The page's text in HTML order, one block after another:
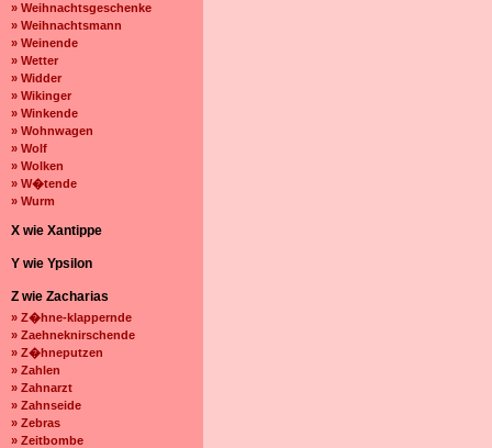
» Weihnachtsgeschenke
» Weihnachtsmann
» Weinende
» Wetter
» Widder
» Wikinger
» Winkende
» Wohnwagen
» Wolf
» Wolken
» W�tende
» Wurm
X wie Xantippe
Y wie Ypsilon
Z wie Zacharias
» Z�hne-klappernde
» Zaehneknirschende
» Z�hneputzen
» Zahlen
» Zahnarzt
» Zahnseide
» Zebras
» Zeitbombe